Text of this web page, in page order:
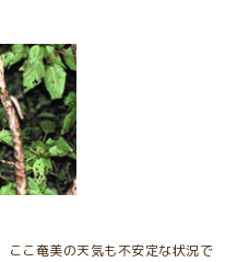
ここ奄美の天気も不安定な状況で